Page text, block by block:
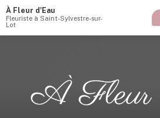
Aller
au
contenu
principal
À Fleur d'Eau
Fleuriste à Saint-Sylvestre-sur-
Lot